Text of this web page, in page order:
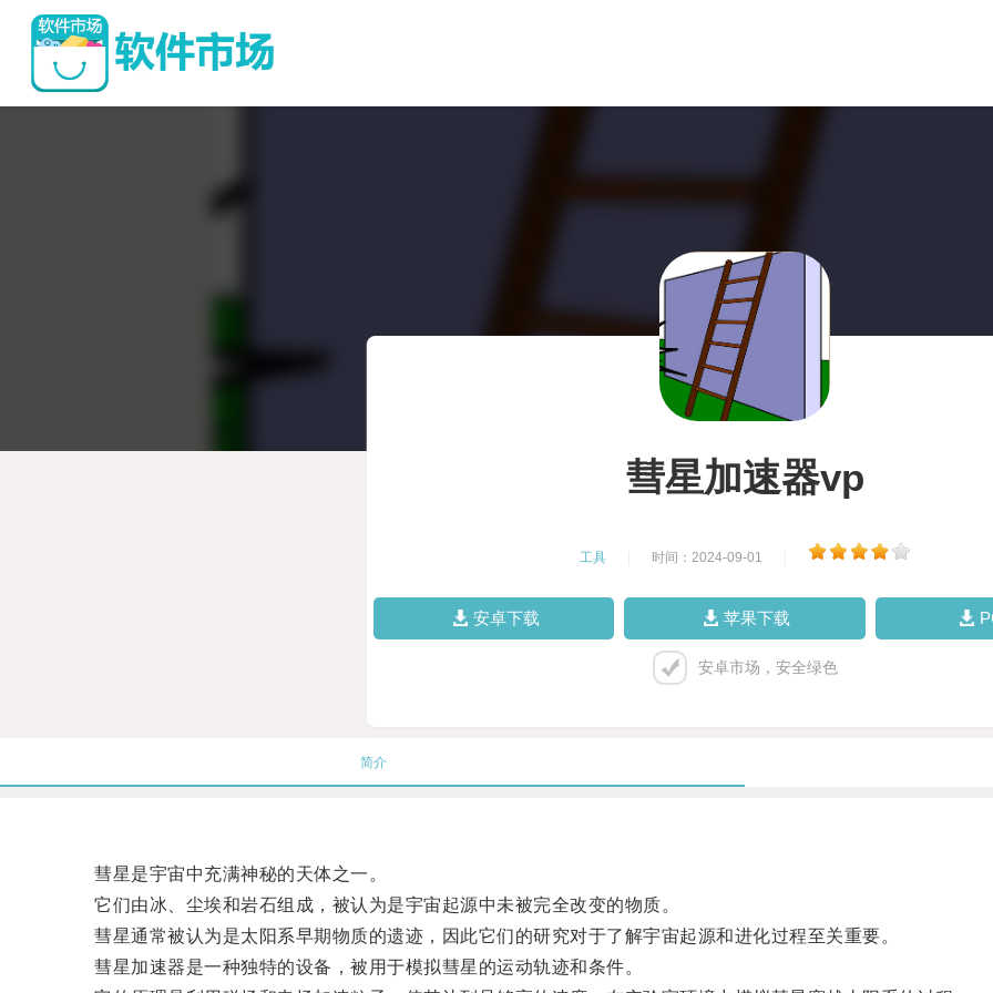
彗星加速器vp
工具 时间：2024-09-01
安卓下载 苹果下载
安卓市场，安全绿色
简介
彗星是宇宙中充满神秘的天体之一。
它们由冰、尘埃和岩石组成，被认为是宇宙起源中未被完全改变的物质。
彗星通常被认为是太阳系早期物质的遗迹，因此它们的研究对于了解宇宙起源和进化过程至关重要。
彗星加速器是一种独特的设备，被用于模拟彗星的运动轨迹和条件。